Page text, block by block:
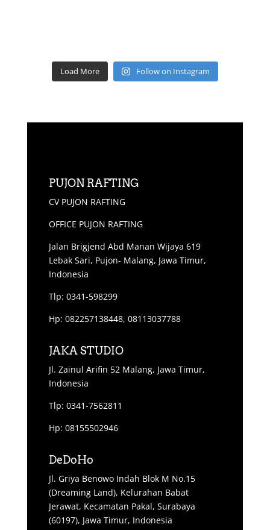
Load More Follow on Instagram
PUJON RAFTING
CV PUJON RAFTING
OFFICE PUJON RAFTING
Jalan Brigjend Abd Manan Wijaya 619
Lebak Sari, Pujon- Malang, Jawa Timur,
Indonesia
Tlp: 0341-598299
Hp: 082257138448, 08113037788
JAKA STUDIO
Jl. Zainul Arifin 52 Malang, Jawa Timur,
Indonesia
Tlp: 0341-7562811
Hp: 08155502946
DeDoHo
Jl. Griya Benowo Indah Blok M No.15
(Dreaming Land), Kelurahan Babat
Jerawat, Kecamatan Pakal, Surabaya
(60197), Jawa Timur, Indonesia